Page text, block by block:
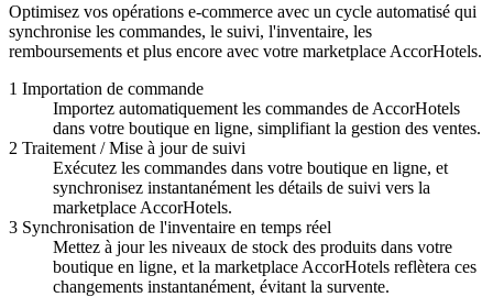
Optimisez vos opérations e-commerce avec un cycle automatisé qui
synchronise les commandes, le suivi, l'inventaire, les
remboursements et plus encore avec votre marketplace AccorHotels.
1 Importation de commande
Importez automatiquement les commandes de AccorHotels
dans votre boutique en ligne, simplifiant la gestion des ventes.
2 Traitement / Mise à jour de suivi
Exécutez les commandes dans votre boutique en ligne, et
synchronisez instantanément les détails de suivi vers la
marketplace AccorHotels.
3 Synchronisation de l'inventaire en temps réel
Mettez à jour les niveaux de stock des produits dans votre
boutique en ligne, et la marketplace AccorHotels reflètera ces
changements instantanément, évitant la survente.